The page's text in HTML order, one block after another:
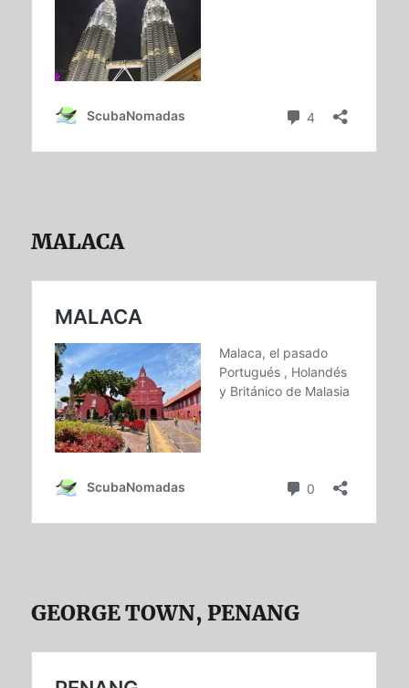
MALACA
GEORGE TOWN, PENANG